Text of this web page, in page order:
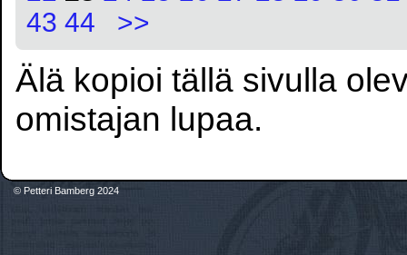
43 44 >>
Älä kopioi tällä sivulla
omistajan lupaa.
© Petteri Bamberg 2024